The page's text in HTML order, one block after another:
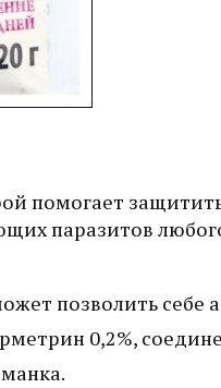
помогает
паразитов
позволить себе
0,2%,